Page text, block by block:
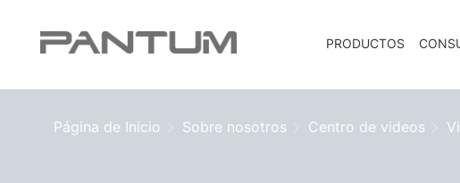
PRODUCTOS
Página de Inicio Sobre nosotros Centro de videos